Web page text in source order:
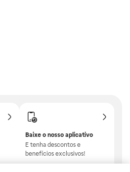
Baixe o nosso aplicativo
E tenha descontos e
benefícios exclusivos!